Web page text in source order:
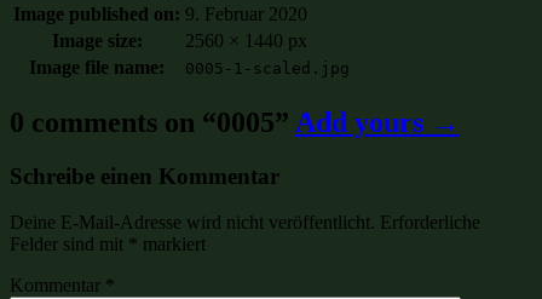
Image published on: 9. Februar 2020
Image size:
2560 × 1440 px
Image file name:
0005-1-scaled.jpg
0 comments on “0005” Add yours →
Schreibe einen Kommentar
Deine E-Mail-Adresse wird nicht veröffentlicht. Erforderliche
Felder sind mit * markiert
Kommentar *